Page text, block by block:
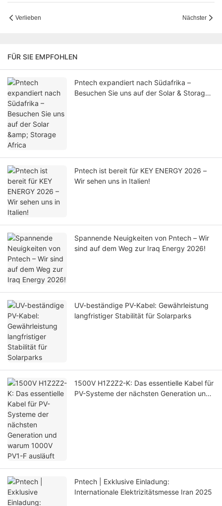
Verlieben Nächster
FÜR SIE EMPFOHLEN
Pntech expandiert nach Südafrika –
Besuchen Sie uns auf der Solar & Storage
Pntech ist bereit für KEY ENERGY 2026 –
Wir sehen uns in Italien!
Spannende Neuigkeiten von Pntech – Wir
sind auf dem Weg zur Iraq Energy 2026!
UV-beständige PV-Kabel: Gewährleistung
langfristiger Stabilität für Solarparks
1500V H1Z2Z2-K: Das essentielle Kabel für
PV-Systeme der nächsten Generation und
Pntech | Exklusive Einladung:
Internationale Elektrizitätsmesse Iran 2025